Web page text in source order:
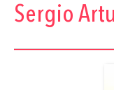
Sergio